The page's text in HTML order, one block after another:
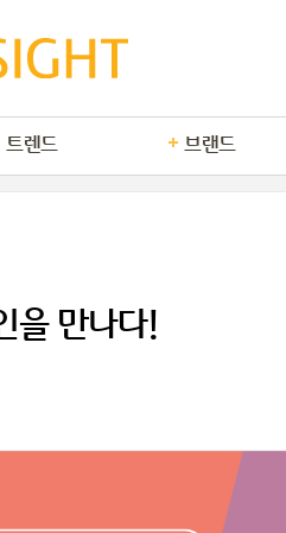
트렌드 브랜드
을 만나다!